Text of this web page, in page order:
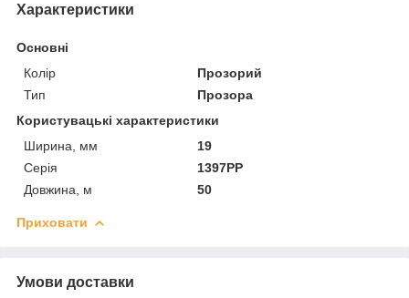
Характеристики
Основні
Колір
Прозорий
Тип
Прозора
Користувацькі характеристики
Ширина, мм
19
Серія
1397PP
Довжина, м
50
Приховати
Умови доставки